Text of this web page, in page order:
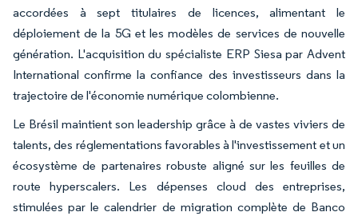
accordées à sept titulaires de licences, alimentant le
déploiement de la 5G et les modèles de services de nouvelle
génération. L'acquisition du spécialiste ERP Siesa par Advent
International confirme la confiance des investisseurs dans la
trajectoire de l'économie numérique colombienne.
Le Brésil maintient son leadership grâce à de vastes viviers de
talents, des réglementations favorables à l'investissement et un
écosystème de partenaires robuste aligné sur les feuilles de
route hyperscalers. Les dépenses cloud des entreprises,
stimulées par le calendrier de migration complète de Banco